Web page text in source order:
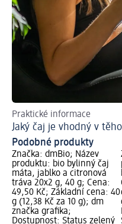
Praktické informace
Jaký čaj je vhodný v
Podobné produkty
Značka: dmBio; Název
produktu: bio bylinný čaj
máta, jablko a citronová
tráva 20x2 g, 40 g; Cena:
49,50 Kč; Základní cena: 40
g (12,38 Kč za 10 g); dm
značka grafika;
Dostupnost: Status zelený